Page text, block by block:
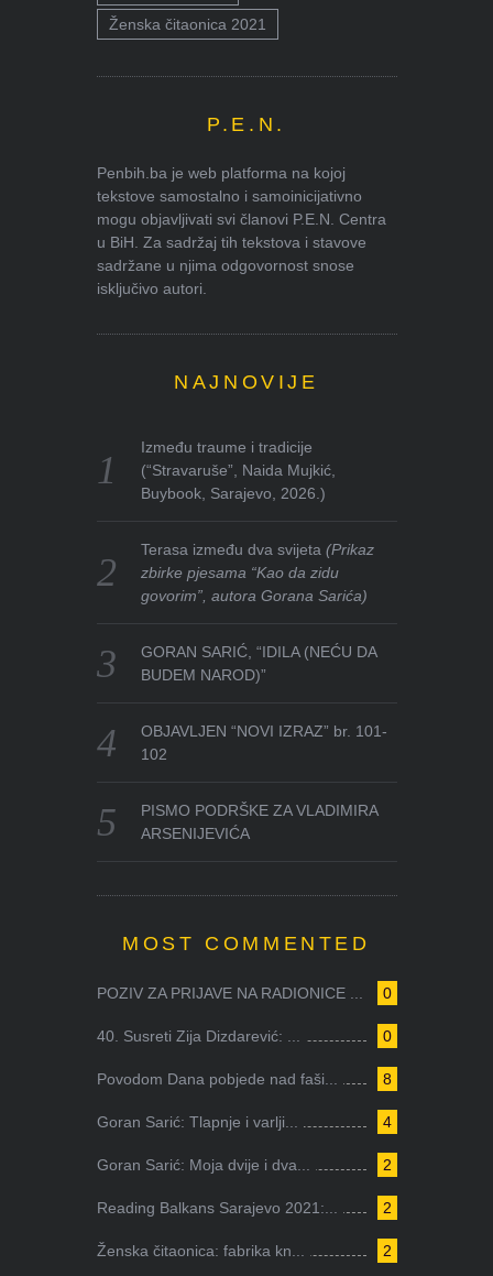
Ženska čitaonica 2021
P.E.N.
Penbih.ba je web platforma na kojoj
tekstove samostalno i samoinicijativno
mogu objavljivati svi članovi P.E.N. Centra
u BiH. Za sadržaj tih tekstova i stavove
sadržane u njima odgovornost snose
isključivo autori.
NAJNOVIJE
Između traume i tradicije
(“Stravaruše”, Naida Mujkić,
Buybook, Sarajevo, 2026.)
Terasa između dva svijeta(Prikaz
zbirke pjesama “Kao da zidu
govorim”, autora Gorana Sarića)
GORAN SARIĆ, “IDILA (NEĆU DA
BUDEM NAROD)”
OBJAVLJEN “NOVI IZRAZ” br. 101-
102
PISMO PODRŠKE ZA VLADIMIRA
ARSENIJEVIĆA
MOST COMMENTED
0
POZIV ZA PRIJAVE NA RADIONICE ...
0
40. Susreti Zija Dizdarević: ...
8
Povodom Dana pobjede nad faši...
4
Goran Sarić: Tlapnje i varlji...
2
Goran Sarić: Moja dvije i dva...
2
Reading Balkans Sarajevo 2021:...
2
Ženska čitaonica: fabrika kn...